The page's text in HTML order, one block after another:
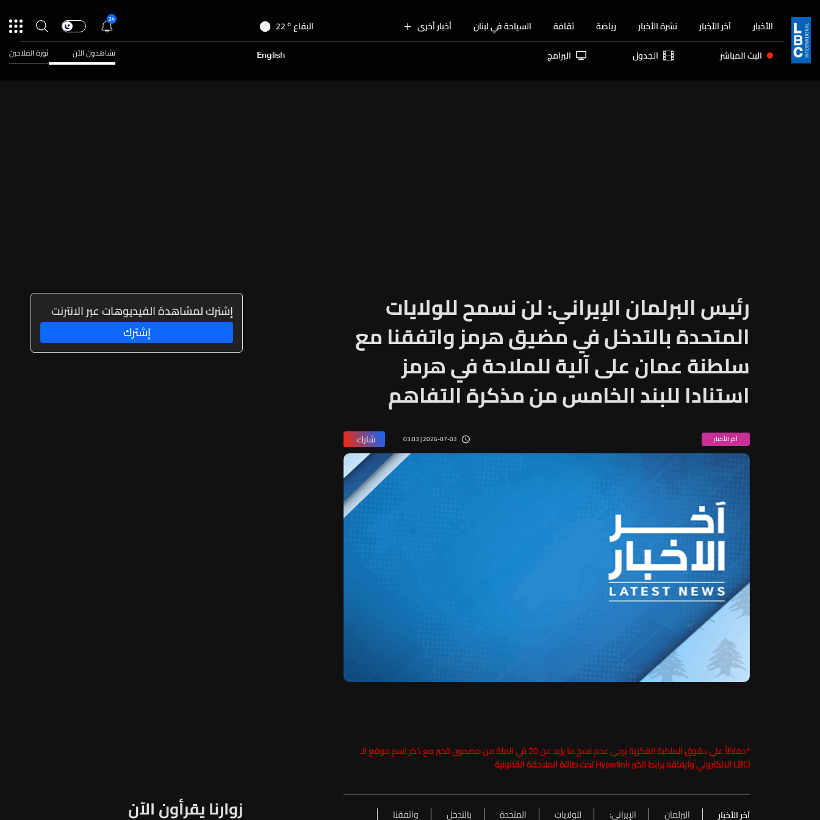
الأخبار آخر الأخبار نشرة الأخبار رياضة ثقافة السياحة في لبنان أخبار أخرى الجنوب 25 o
الشمال 26o
22
24
البث المباشر الجدول البرامج English تشاهدون الآن ثورة الفلاحين
رئيس البرلمان الإيراني: لن نسمح للولايات
المتحدة بالتدخل في مضيق هرمز واتفقنا مع
سلطنة عمان على آلية للملاحة في هرمز
استنادا للبند الخامس من مذكرة التفاهم
آخر الأخبار 2026-07-03 | 03:03 شارك
*
حفاظاً على حقوق الملكية الفكرية يرجى عدم نسخ ما يزيد عن 20 في المئة من مضمون الخبر مع ذكر اسم موقع الـ
LBCI الالكتروني وارفاقه برابط الخبر Hyperlink تحت طائلة الملاحقة القانونية
آخر الأخبار البرلمان الإيراني: للولايات المتحدة بالتدخل
واتفقنا
إشترك لمشاهدة الفيديوهات عبر الانترنت
إشترك
زوارنا يقرأون الآن